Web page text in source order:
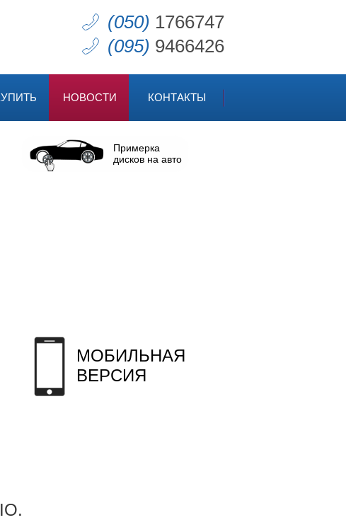
(050) 1766747
(095) 9466426
НОВОСТИ КОНТАКТЫ
Примерка
дисков на авто
МОБИЛЬНАЯ
ВЕРСИЯ